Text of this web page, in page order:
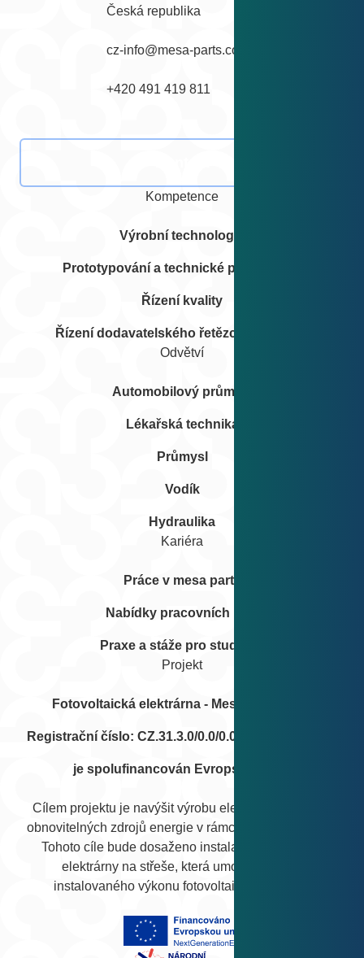
Česká republika
cz-info@mesa-parts.com
+420 491 419 811
Kompetence
Výrobní technologie
Prototypování a technické poradenství
Řízení kvality
Řízení dodavatelského řetězce a logistika
Odvětví
Automobilový průmysl
Lékařská technika
Průmysl
Vodík
Hydraulika
Kariéra
Práce v mesa parts
Nabídky pracovních míst
Praxe a stáže pro studenty
Projekt
Fotovoltaická elektrárna - Mesa Parts s.r.o.
Registrační číslo: CZ.31.3.0/0.0/0.0/22_001/0003727
je spolufinancován Evropskou unií.
Cílem projektu je navýšit výrobu elektrické energie z
obnovitelných zdrojů energie v rámci České republiky.
Tohoto cíle bude dosaženo instalací fotovoltaické
elektrárny na střeše, která umožní zvýšení
instalovaného výkonu fotovoltaických zdrojů.